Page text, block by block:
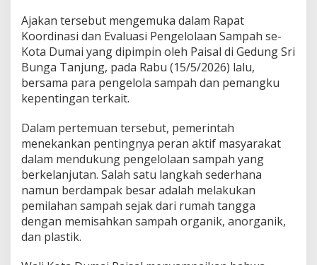
h
S
a
m
p
a
h
a
r
i
R
u
m
h
u
Ajakan tersebut mengemuka dalam Rapat
Koordinasi dan Evaluasi Pengelolaan Sampah se-
Kota Dumai yang dipimpin oleh Paisal di Gedung Sri
Bunga Tanjung, pada Rabu (15/5/2026) lalu,
bersama para pengelola sampah dan pemangku
kepentingan terkait.
Dalam pertemuan tersebut, pemerintah
menekankan pentingnya peran aktif masyarakat
dalam mendukung pengelolaan sampah yang
berkelanjutan. Salah satu langkah sederhana
namun berdampak besar adalah melakukan
pemilahan sampah sejak dari rumah tangga
dengan memisahkan sampah organik, anorganik,
dan plastik.